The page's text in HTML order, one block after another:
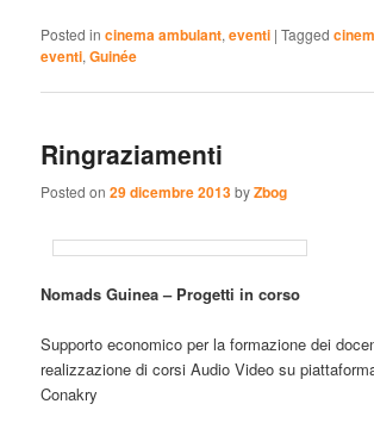
Posted in cinema ambulant,eventi |Tagged
eventi,Guinée
Ringraziamenti
Posted on29 dicembre 2013byZbog
Nomads Guinea – Progetti in corso
Supporto economico per la formazione dei
realizzazione di corsi Audio Video su
Conakry